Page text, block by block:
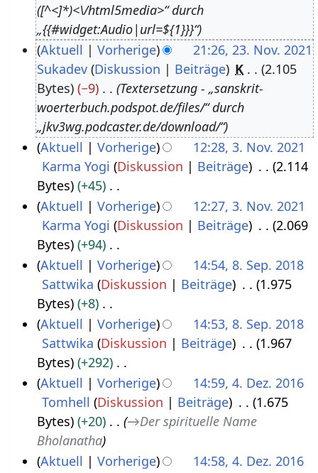
u
2
([^<]*)<\/html5media>“ durch
„{{#widget:Audio|url=${1}}}“
o
m
2
Aktuell Vorherige
21:26, 23. Nov. 2021
Sukadev Diskussion Beiträge K
2.105
Bytes
−9
Textersetzung - „sanskrit-
woerterbuch.podspot.de/files/“ durch
„jkv3wg.podcaster.de/download/“
N
e
e
0
Aktuell Vorherige
12:28, 3. Nov. 2021
Karma Yogi Diskussion Beiträge
2.114
Bytes
+45
K
i
n
B
e
a
r
b
e
i
t
u
Aktuell Vorherige
12:27, 3. Nov. 2021
Karma Yogi Diskussion Beiträge
2.069
Bytes
+94
K
i
n
B
e
a
r
b
e
S
e
Aktuell Vorherige
14:54, 8. Sep. 2018
Sattwika Diskussion Beiträge
1.975
Bytes
+8
K
i
n
e
B
e
a
Aktuell Vorherige
14:53, 8. Sep. 2018
Sattwika Diskussion Beiträge
1.967
Bytes
+292
K
e
i
n
e
e
Aktuell Vorherige
14:59, 4. Dez. 2016
Tomhell Diskussion Beiträge
1.675
Bytes
+20 →Der spirituelle Name
Bholanatha
Aktuell
Vorherige
14:58, 4. Dez. 2016